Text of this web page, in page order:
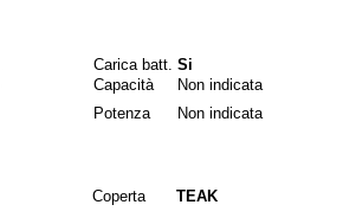
Carica batt. Si
Capacità
Non indicata
Potenza
Non indicata
Coperta
TEAK